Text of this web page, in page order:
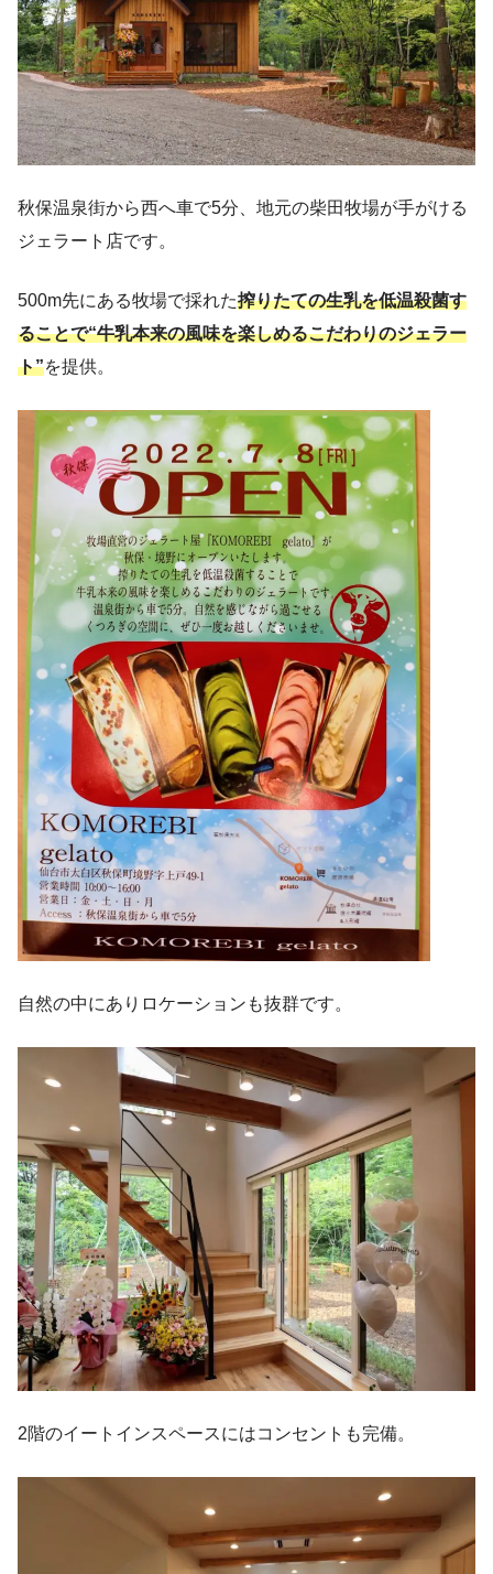
秋保温泉街から西へ車で5分、地元の柴田牧場が手がける
ジェラート店です。
500m先にある牧場で採れた搾りたての生乳を低温殺菌す
ることで“牛乳本来の風味を楽しめるこだわりのジェラー
ト”を提供。
自然の中にありロケーションも抜群です。
2階のイートインスペースにはコンセントも完備。